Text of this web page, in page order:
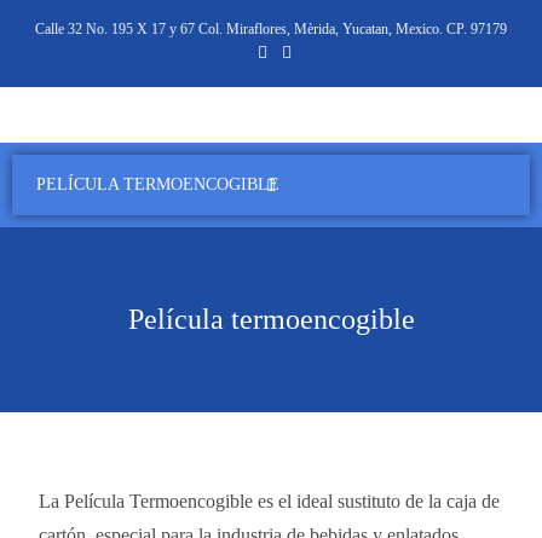
Calle 32 No. 195 X 17 y 67 Col. Miraflores, Mèrida, Yucatan, Mexico. CP. 97179
PELÍCULA TERMOENCOGIBLE
Película termoencogible
La Película Termoencogible es el ideal sustituto de la caja de